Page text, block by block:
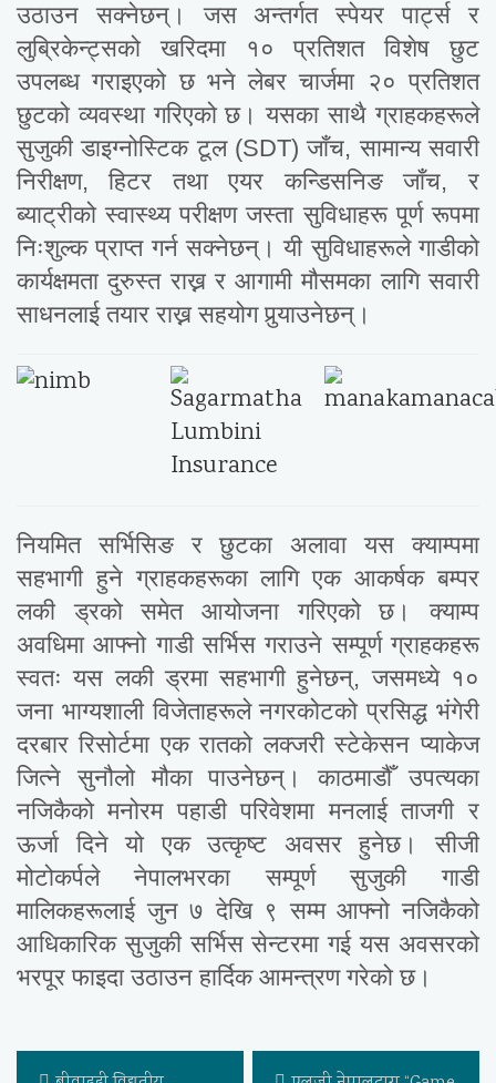
उठाउन सक्नेछन्। जस अन्तर्गत स्पेयर पार्ट्स र
लुब्रिकेन्ट्सको खरिदमा १० प्रतिशत विशेष छुट
उपलब्ध गराइएको छ भने लेबर चार्जमा २० प्रतिशत
छुटको व्यवस्था गरिएको छ। यसका साथै ग्राहकहरूले
सुजुकी डाइग्नोस्टिक टूल (SDT) जाँच, सामान्य सवारी
निरीक्षण, हिटर तथा एयर कन्डिसनिङ जाँच, र
ब्याट्रीको स्वास्थ्य परीक्षण जस्ता सुविधाहरू पूर्ण रूपमा
निःशुल्क प्राप्त गर्न सक्नेछन्। यी सुविधाहरूले गाडीको
कार्यक्षमता दुरुस्त राख्न र आगामी मौसमका लागि सवारी
साधनलाई तयार राख्न सहयोग पुर्‍याउनेछन्।
नियमित सर्भिसिङ र छुटका अलावा यस क्याम्पमा
सहभागी हुने ग्राहकहरूका लागि एक आकर्षक बम्पर
लकी ड्रको समेत आयोजना गरिएको छ। क्याम्प
अवधिमा आफ्नो गाडी सर्भिस गराउने सम्पूर्ण ग्राहकहरू
स्वतः यस लकी ड्रमा सहभागी हुनेछन्, जसमध्ये १०
जना भाग्यशाली विजेताहरूले नगरकोटको प्रसिद्ध भंगेरी
दरबार रिसोर्टमा एक रातको लक्जरी स्टेकेसन प्याकेज
जित्ने सुनौलो मौका पाउनेछन्। काठमाडौँ उपत्यका
नजिकैको मनोरम पहाडी परिवेशमा मनलाई ताजगी र
ऊर्जा दिने यो एक उत्कृष्ट अवसर हुनेछ। सीजी
मोटोकर्पले नेपालभरका सम्पूर्ण सुजुकी गाडी
मालिकहरूलाई जुन ७ देखि ९ सम्म आफ्नो नजिकैको
आधिकारिक सुजुकी सर्भिस सेन्टरमा गई यस अवसरको
भरपूर फाइदा उठाउन हार्दिक आमन्त्रण गरेको छ।